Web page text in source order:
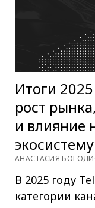
Итоги
рост
и влияние
экосистему
АНАСТАСИЯ
В 2025 году
категории